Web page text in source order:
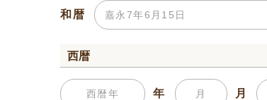
和暦
西暦
年 月